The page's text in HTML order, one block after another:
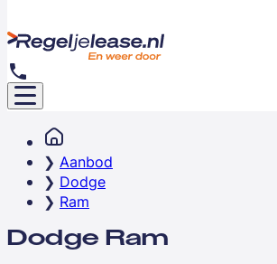
Aanbod
Dodge
Ram
Dodge Ram